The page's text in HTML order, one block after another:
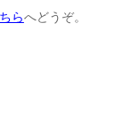
らへどうぞ。